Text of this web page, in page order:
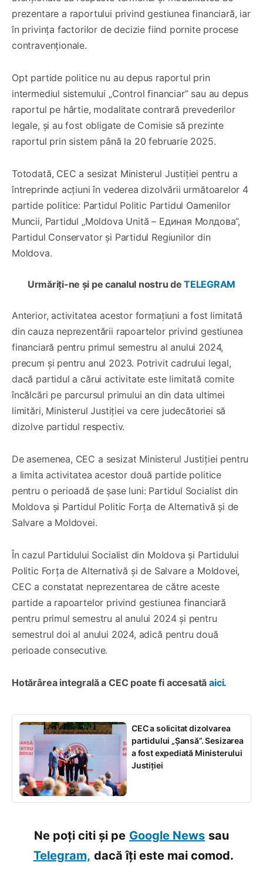
prezentare a raportului privind gestiunea financiară, iar
în privința factorilor de decizie fiind pornite procese
contravenționale.
Opt partide politice nu au depus raportul prin
intermediul sistemului „Control financiar” sau au depus
raportul pe hârtie, modalitate contrară prevederilor
legale, și au fost obligate de Comisie să prezinte
raportul prin sistem până la 20 februarie 2025.
Totodată, CEC a sesizat Ministerul Justiției pentru a
întreprinde acțiuni în vederea dizolvării următoarelor 4
partide politice: Partidul Politic Partidul Oamenilor
Muncii, Partidul „Moldova Unită – Eдиная Молдова”,
Partidul Conservator și Partidul Regiunilor din
Moldova.
Urmăriți-ne și pe canalul nostru deTELEGRAM
Anterior, activitatea acestor formațiuni a fost limitată
din cauza neprezentării rapoartelor privind gestiunea
financiară pentru primul semestru al anului 2024,
precum și pentru anul 2023. Potrivit cadrului legal,
dacă partidul a cărui activitate este limitată comite
încălcări pe parcursul primului an din data ultimei
limitări, Ministerul Justiției va cere judecătoriei să
dizolve partidul respectiv.
De asemenea, CEC a sesizat Ministerul Justiției pentru
a limita activitatea acestor două partide politice
pentru o perioadă de șase luni: Partidul Socialist din
Moldova și Partidul Politic Forța de Alternativă și de
Salvare a Moldovei.
În cazul Partidului Socialist din Moldova și Partidului
Politic Forța de Alternativă și de Salvare a Moldovei,
CEC a constatat neprezentarea de către aceste
partide a rapoartelor privind gestiunea financiară
pentru primul semestru al anului 2024 și pentru
semestrul doi al anului 2024, adică pentru două
perioade consecutive.
Hotărârea integrală a CEC poate fi accesatăaici.
CEC a solicitat dizolvarea
partidului „Șansă”. Sesizarea
a fost expediată Ministerului
Justiției
Ne poți citi și pe Google News sau
Telegram, dacă îți este mai comod.